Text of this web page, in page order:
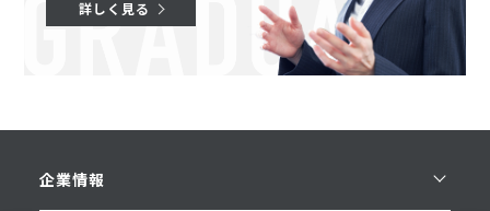
詳しく見る
企業情報